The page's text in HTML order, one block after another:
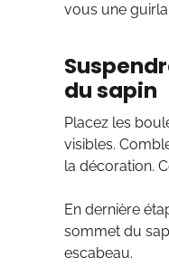
vous une
du sapin
Placez les
visibles.
la décoration.
En dernière
sommet du
escabeau.